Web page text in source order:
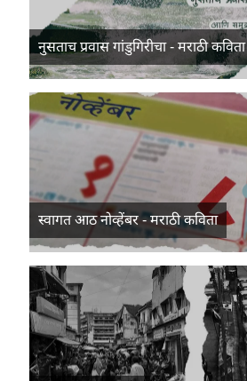
नुसताच प्रवास गांडुगिरीचा - मराठी कविता
स्वागत आठ नोव्हेंबर - मराठी कविता